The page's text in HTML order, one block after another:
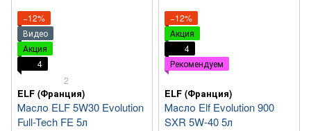
−12%
Видео
Акция
4
2
ELF (Франция)
Масло ELF 5W30 Evolution
Full-Tech FE 5л
−12%
Акция
4
Рекомендуем
ELF (Франция)
Масло Elf Evolution 900
SXR 5W-40 5л